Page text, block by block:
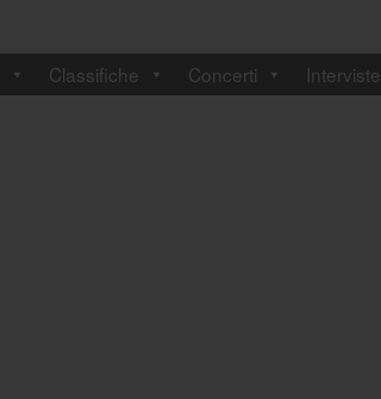
Classifiche Concerti Interviste